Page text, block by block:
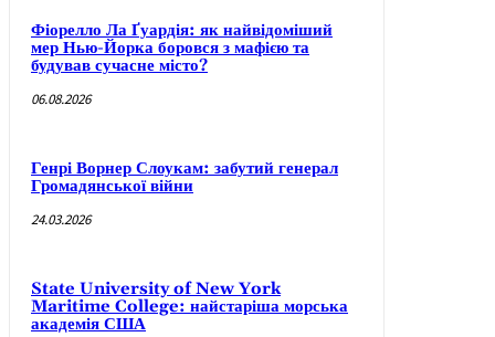
Фіорелло Ла Ґуардія: як найвідоміший
мер Нью-Йорка боровся з мафією та
будував сучасне місто?
06.08.2026
Генрі Ворнер Слоукам: забутий генерал
Громадянської війни
24.03.2026
State University of New York
Maritime College: найстаріша морська
академія США